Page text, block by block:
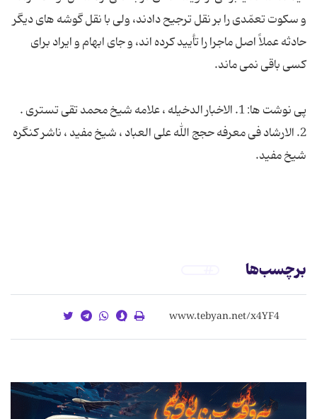
و سکوت تعمّدی را بر نقل ترجیح دادند، ولی با نقل گوشه های دیگر
حادثه عملاً اصل ماجرا را تأیید کرده اند، و جای ابهام و ایراد برای
پی نوشت ها: 1. الاخبار الدخیله ، علامه شیخ محمد تقی تستری .
2. الارشاد فی معرفه حجج الله علی العباد ، شیخ مفید ، ناشر کنگره
برچسب‌ها